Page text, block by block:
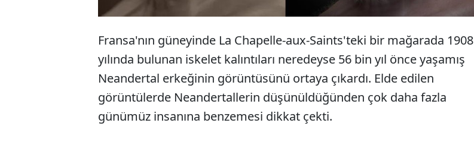
Fransa'nın güneyinde La Chapelle-aux-Saints'teki bir mağarada 1908
yılında bulunan iskelet kalıntıları neredeyse 56 bin yıl önce yaşamış
Neandertal erkeğinin görüntüsünü ortaya çıkardı. Elde edilen
görüntülerde Neandertallerin düşünüldüğünden çok daha fazla
günümüz insanına benzemesi dikkat çekti.